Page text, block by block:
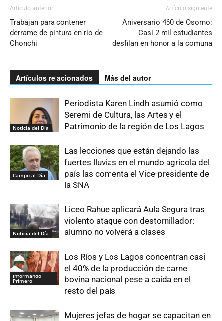
Artículo anterior
Trabajan para contener
derrame de pintura en río de
Chonchi
Artículo siguiente
Aniversario 460 de Osorno:
Casi 2 mil estudiantes
desfilan en honor a la comuna
Artículos relacionados Más del autor
Noticia del Día
Periodista Karen Lindh asumió como
Seremi de Cultura, las Artes y el
Patrimonio de la región de Los Lagos
Campo al Día
Las lecciones que están dejando las
fuertes lluvias en el mundo agrícola del
país las comenta el Vice-presidente de
la SNA
Noticia del Día
Liceo Rahue aplicará Aula Segura tras
violento ataque con destornillador:
alumno no volverá a clases
Informando
Primero
Los Ríos y Los Lagos concentran casi
el 40% de la producción de carne
bovina nacional pese a caída en el
resto del país
Mujeres jefas de hogar se capacitan en